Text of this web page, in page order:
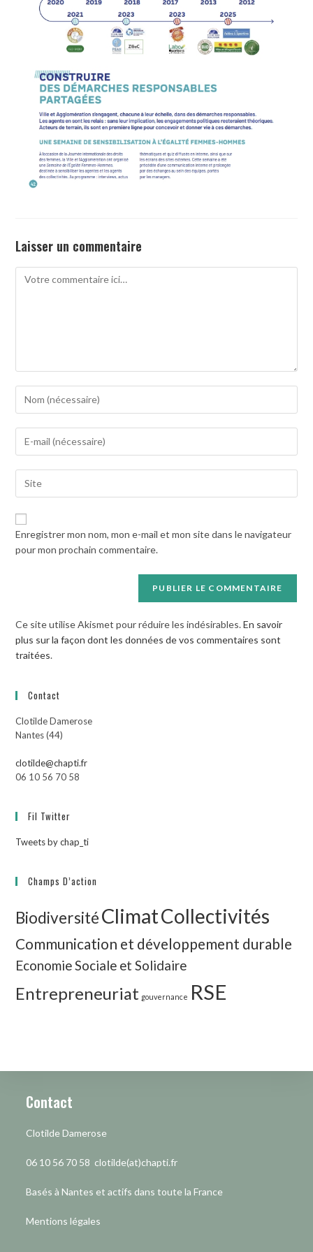
Laisser un commentaire
Comment
username
to
comment
address
to
comment
votre
site
(facultatif)
Enregistrer mon nom, mon e-mail et mon site dans le navigateur
pour mon prochain commentaire.
Ce site utilise Akismet pour réduire les indésirables.En savoir
plus sur la façon dont les données de vos commentaires sont
traitées.
Contact
Clotilde Damerose
Nantes (44)
clotilde@chapti.fr
06 10 56 70 58
Fil Twitter
Tweets by chap_ti
Champs D’action
BiodiversitéClimatCollectivités
Communication et développement durable
Economie Sociale et Solidaire
Entrepreneuriat gouvernance RSE
Contact
Clotilde Damerose
06 10 56 70 58 clotilde(at)chapti.fr
Basés à Nantes et actifs dans toute la France
Mentions légales